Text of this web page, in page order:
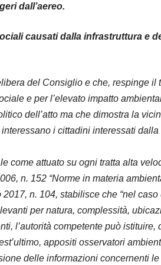
dall’aereo.
causati dalla infrastruttura e
del Consiglio e che, respinge il
e per l’elevato impatto
dell’atto ma che dimostra la
i cittadini interessati
come attuato su ogni tratta alta
n. 152 “Norme in materia
n. 104, stabilisce che “nel caso
per natura, complessità,
l’autorità competente può istituire,
appositi osservatori
delle informazioni concernenti